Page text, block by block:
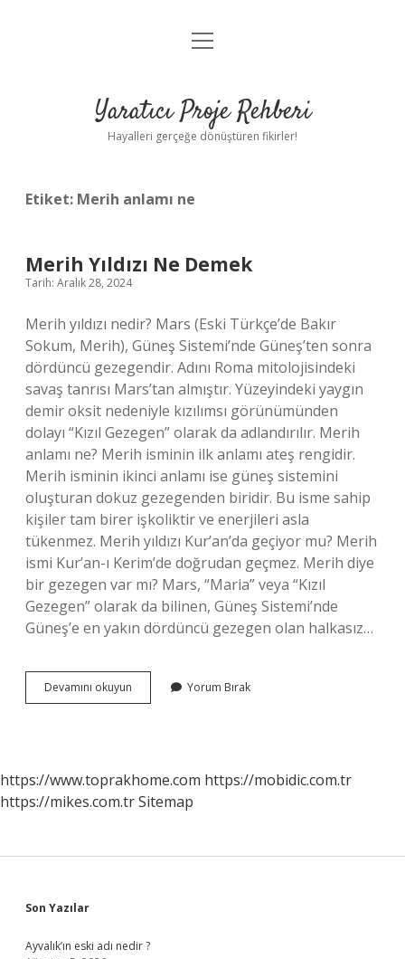
Anasayfa
Yasal Uyarı
menüyü
Yaratıcı Proje Rehberi
Hayalleri gerçeğe dönüştüren fikirler!
Etiket: Merih anlamı ne
Merih Yıldızı Ne Demek
Tarih: Aralık 28, 2024
Merih yıldızı nedir? Mars (Eski Türkçe’de Bakır
Sokum, Merih), Güneş Sistemi’nde Güneş’ten sonra
dördüncü gezegendir. Adını Roma mitolojisindeki
savaş tanrısı Mars’tan almıştır. Yüzeyindeki yaygın
demir oksit nedeniyle kızılımsı görünümünden
dolayı “Kızıl Gezegen” olarak da adlandırılır. Merih
anlamı ne? Merih isminin ilk anlamı ateş rengidir.
Merih isminin ikinci anlamı ise güneş sistemini
oluşturan dokuz gezegenden biridir. Bu isme sahip
kişiler tam birer işkoliktir ve enerjileri asla
tükenmez. Merih yıldızı Kur’an’da geçiyor mu? Merih
ismi Kur’an-ı Kerim’de doğrudan geçmez. Merih diye
bir gezegen var mı? Mars, “Maria” veya “Kızıl
Gezegen” olarak da bilinen, Güneş Sistemi’nde
Güneş’e en yakın dördüncü gezegen olan halkasız…
Devamını okuyun
Yıldızı
Yorum Bırak
https://www.toprakhome.com https://mobidic.com.tr
https://mikes.com.trSitemap
Sidebar
Son Yazılar
Ayvalık’ın eski adı nedir ?